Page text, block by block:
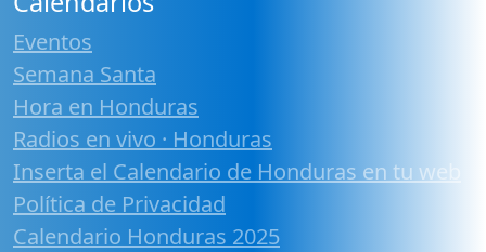
Eventos
Semana Santa
Hora en Honduras
Radios en vivo · Honduras
Inserta el Calendario de Honduras en tu web
Política de Privacidad
Calendario Honduras 2025